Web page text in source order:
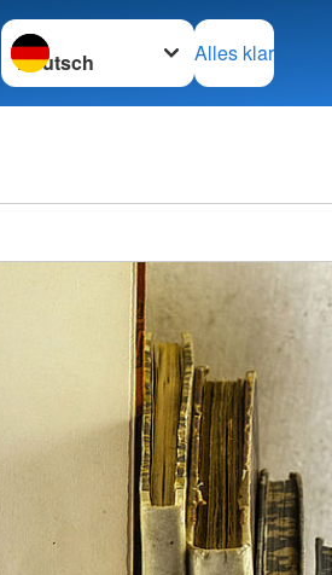
Sprache wechseln zu
Alles klar